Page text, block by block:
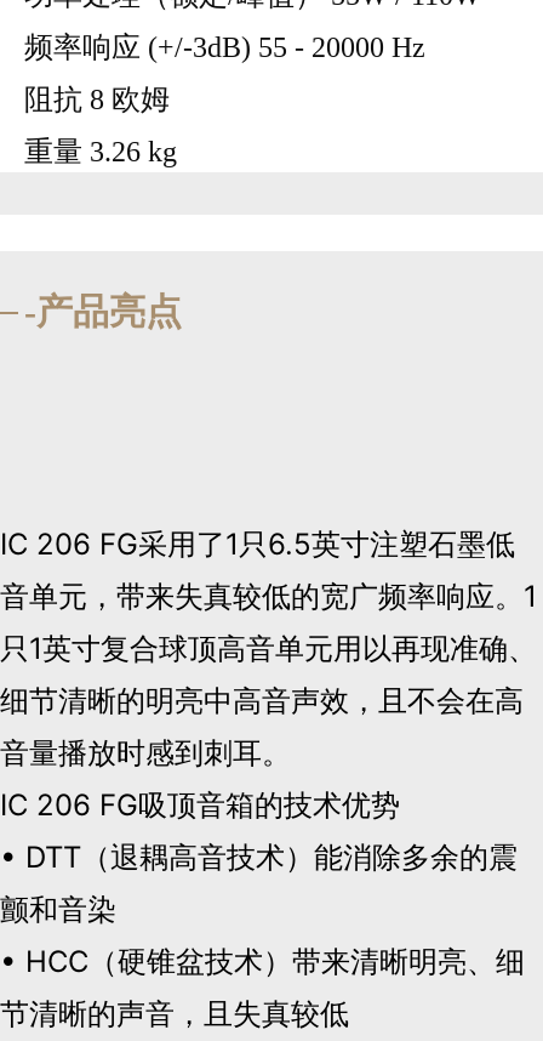
频率响应 (+/-3dB) 55 - 20000 Hz
阻抗 8 欧姆
重量 3.26 kg
-产品亮点
IC 206 FG采用了1只6.5英寸注塑石墨低
音单元，带来失真较低的宽广频率响应。1
只1英寸复合球顶高音单元用以再现准确、
细节清晰的明亮中高音声效，且不会在高
音量播放时感到刺耳。
IC 206 FG吸顶音箱的技术优势
• DTT（退耦高音技术）能消除多余的震
颤和音染
• HCC（硬锥盆技术）带来清晰明亮、细
节清晰的声音，且失真较低